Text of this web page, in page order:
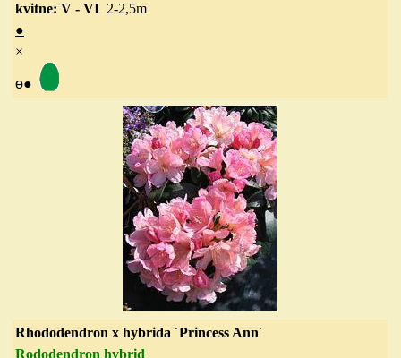
kvitne: V - VI 2-2,5m
●
×
ө●
Rhododendron x hybrida ´Princess Ann´
Rododendron hybrid